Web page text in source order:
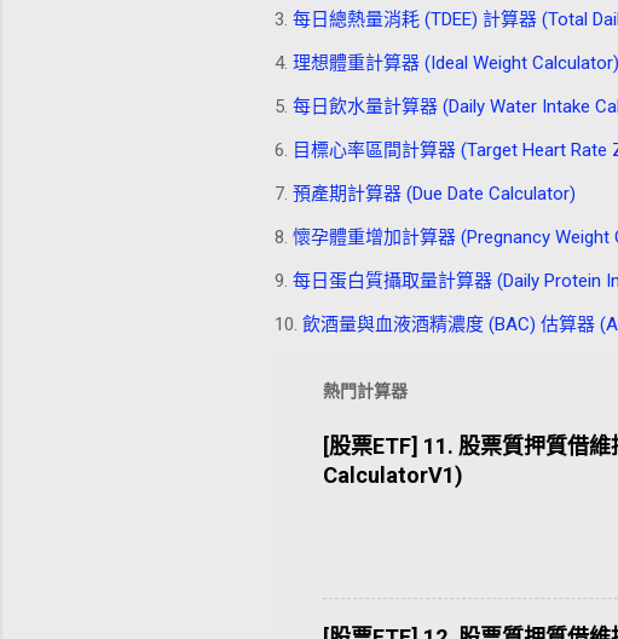
3. 每日總熱量消耗 (TDEE) 計算器 (Total
4. 理想體重計算器 (Ideal Weight Calculator)
5. 每日飲水量計算器 (Daily Water Intake
6. 目標心率區間計算器 (Target Heart Rate
7. 預產期計算器 (Due Date Calculator)
8. 懷孕體重增加計算器 (Pregnancy Weight
9. 每日蛋白質攝取量計算器 (Daily Protein
10. 飲酒量與血液酒精濃度 (BAC) 估算器
熱門計算器
[股票ETF] 11. 股票質押質借
CalculatorV1)